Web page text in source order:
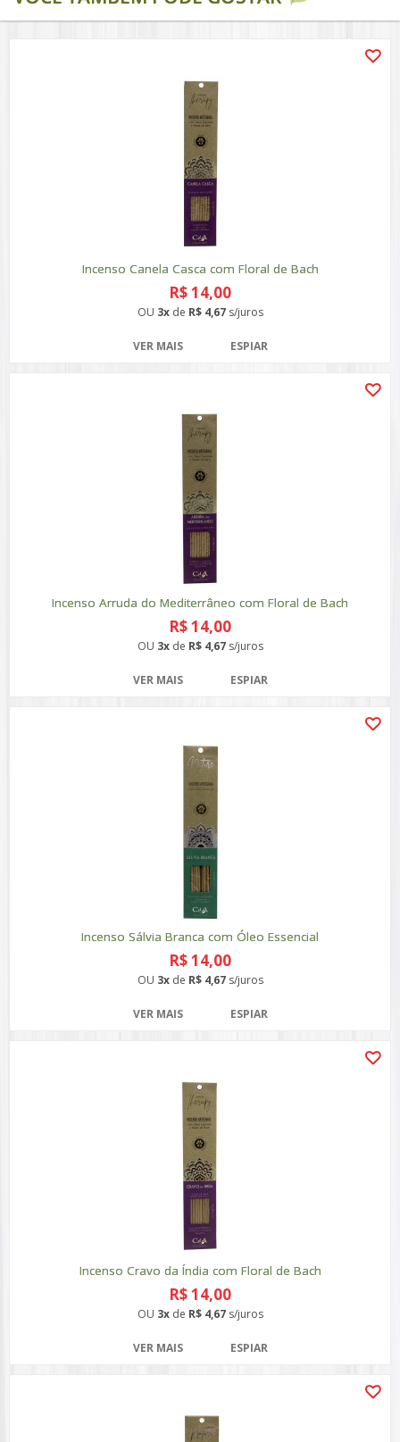
Incenso Canela Casca com Floral de Bach
R$ 14,00
OU 3xde R$ 4,67s/juros
VER MAIS ESPIAR
Incenso Arruda do Mediterrâneo com Floral de Bach
R$ 14,00
OU 3xde R$ 4,67s/juros
VER MAIS ESPIAR
Incenso Sálvia Branca com Óleo Essencial
R$ 14,00
OU 3xde R$ 4,67s/juros
VER MAIS ESPIAR
Incenso Cravo da Índia com Floral de Bach
R$ 14,00
OU 3xde R$ 4,67s/juros
VER MAIS ESPIAR